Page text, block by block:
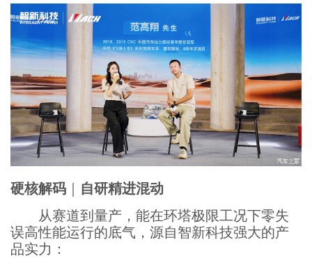
硬核解码
自研精进混动
从赛道到量产，能在环塔极限工况下零失
误高性能运行的底气，源自智新科技强大的产
品实力：